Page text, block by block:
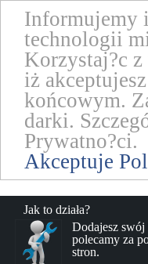
Informujemy
technologii
Korzystaj?c
iż
końcowym.
darki.
Prywatno?ci.
Akceptuje
Jak to działa?
Dodajesz
polecamy za
stron.